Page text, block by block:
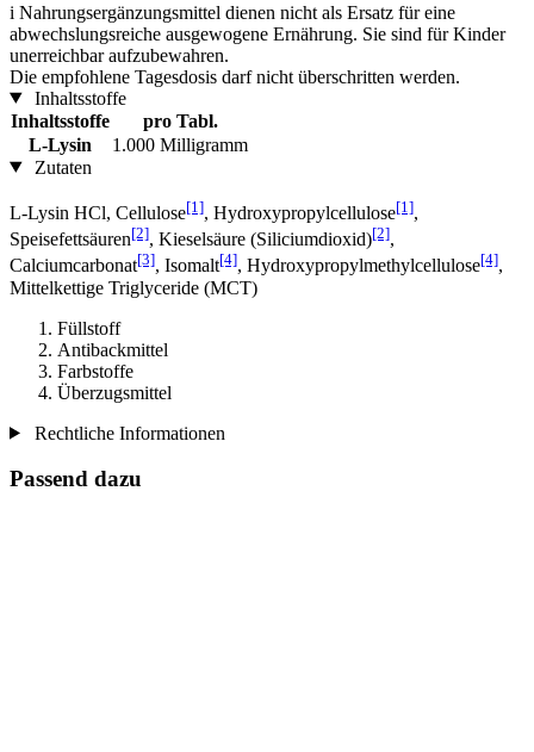
i Nahrungsergänzungsmittel dienen nicht als Ersatz für eine
abwechslungsreiche ausgewogene Ernährung. Sie sind für Kinder
unerreichbar aufzubewahren.
Die empfohlene Tagesdosis darf nicht überschritten werden.
Inhaltsstoffe
Inhaltsstoffe
pro Tabl.
L-Lysin
1.000 Milligramm
Zutaten
L-Lysin HCl, Cellulose[1], Hydroxypropylcellulose[1],
Speisefettsäuren[2], Kieselsäure (Siliciumdioxid)[2],
Calciumcarbonat[3], Isomalt[4], Hydroxypropylmethylcellulose[4],
Mittelkettige Triglyceride (MCT)
Füllstoff
Antibackmittel
Farbstoffe
Überzugsmittel
Rechtliche Informationen
Passend dazu